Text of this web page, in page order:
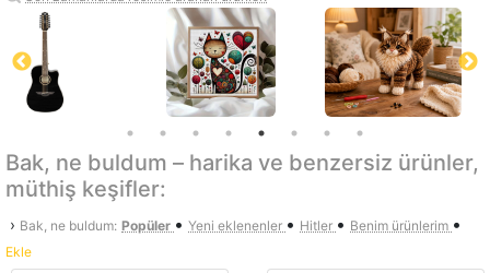
Bak, ne buldum – harika ve benzersiz ürünler,
müthiş keşifler:
› Bak, ne buldum: Popüler • Yeni eklenenler • Hitler • Benim ürünlerim •
Ekle